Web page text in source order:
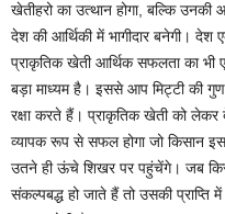
खेतीहरो का उत्थान होगा, बल्कि उनकी
देश की आर्थिकी में भागीदार बनेगी।
प्राकृतिक खेती आर्थिक सफलता का भी
बड़ा माध्यम है। इससे आप मिट्टी की
रक्षा करते हैं। प्राकृतिक खेती को
व्यापक रूप से सफल होगा जो किसान
उतने ही ऊंचे शिखर पर पहुंचेंगे। जब
संकल्पबद्ध हो जाते हैं तो उसकी